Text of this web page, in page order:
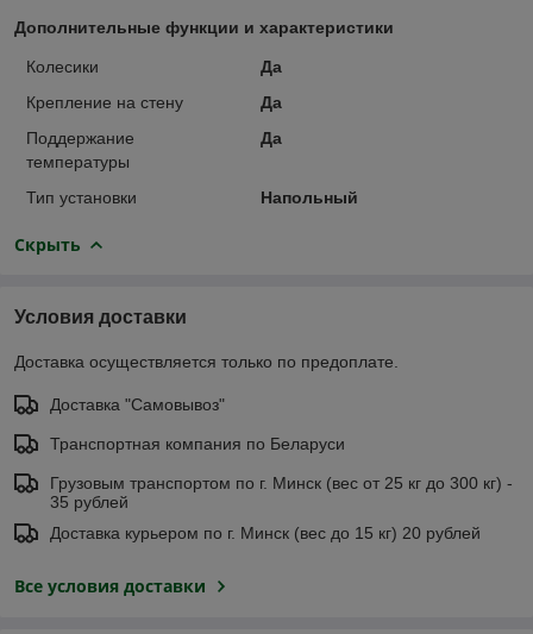
Дополнительные функции и характеристики
Колесики
Да
Крепление на стену
Да
Поддержание
температуры
Да
Тип установки Напольный
Скрыть
Условия доставки
Доставка осуществляется только по предоплате.
Доставка "Самовывоз"
Транспортная компания по Беларуси
Грузовым транспортом по г. Минск (вес от 25 кг до 300 кг) -
35 рублей
Доставка курьером по г. Минск (вес до 15 кг) 20 рублей
Все условия доставки